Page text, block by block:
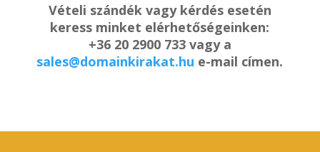
Vételi szándék vagy kérdés esetén
keress minket elérhetőségeinken:
+36 20 2900 733 vagy a
sales@domainkirakat.hu e-mail címen.